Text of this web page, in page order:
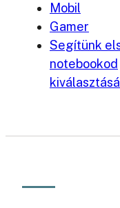
Mobil
Gamer
Segítünk
notebookod